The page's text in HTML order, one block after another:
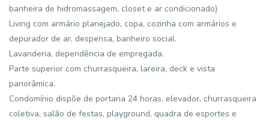
banheira de hidromassagem, closet e ar condicionado)
Living com armário planejado, copa, cozinha com armários e
depurador de ar, despensa, banheiro social.
Lavanderia, dependência de empregada.
Parte superior com churrasqueira, lareira, deck e vista
panorâmica.
Condomínio dispõe de portaria 24 horas, elevador, churrasqueira
coletiva, salão de festas, playground, quadra de esportes e